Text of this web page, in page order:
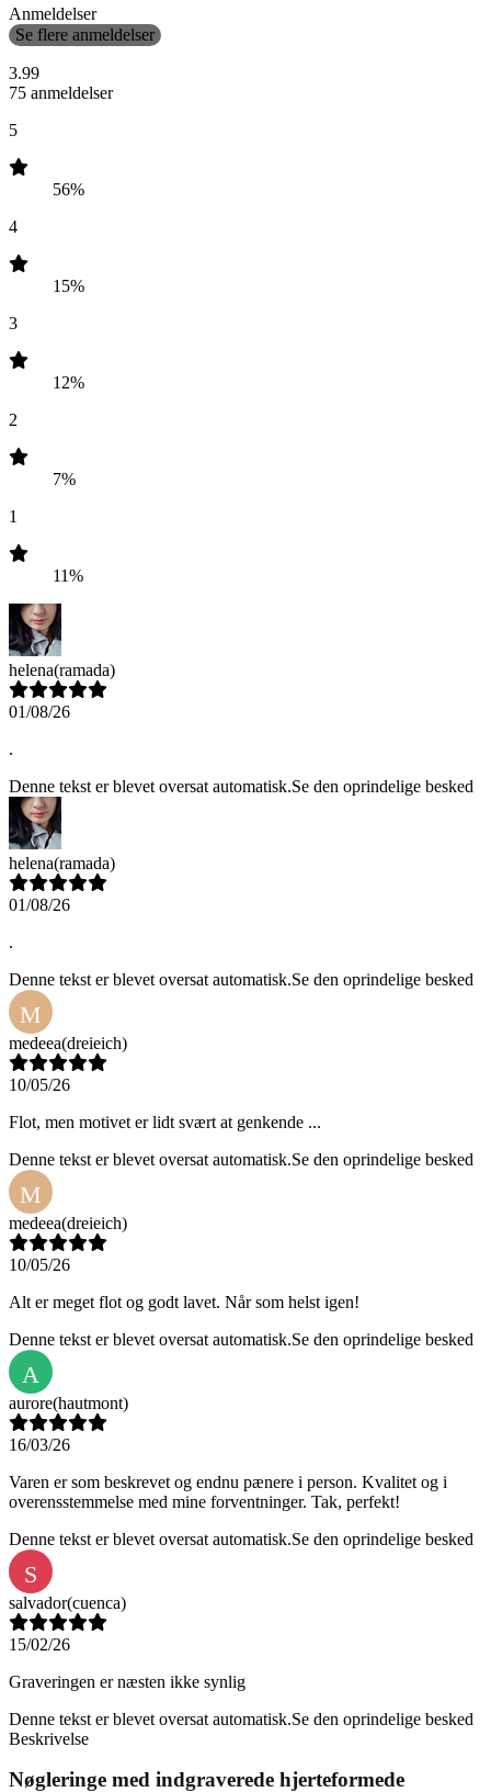
Anmeldelser
Se flere anmeldelser
3.99
75 anmeldelser
5
56%
4
15%
3
12%
2
7%
1
11%
helena(ramada)
01/08/26
.
Denne tekst er blevet oversat automatisk.Se den oprindelige besked
helena(ramada)
01/08/26
.
Denne tekst er blevet oversat automatisk.Se den oprindelige besked
M
medeea(dreieich)
10/05/26
Flot, men motivet er lidt svært at genkende ...
Denne tekst er blevet oversat automatisk.Se den oprindelige besked
M
medeea(dreieich)
10/05/26
Alt er meget flot og godt lavet. Når som helst igen!
Denne tekst er blevet oversat automatisk.Se den oprindelige besked
A
aurore(hautmont)
16/03/26
Varen er som beskrevet og endnu pænere i person. Kvalitet og i
overensstemmelse med mine forventninger. Tak, perfekt!
Denne tekst er blevet oversat automatisk.Se den oprindelige besked
S
salvador(cuenca)
15/02/26
Graveringen er næsten ikke synlig
Denne tekst er blevet oversat automatisk.Se den oprindelige besked
Beskrivelse
Nøgleringe med indgraverede hjerteformede